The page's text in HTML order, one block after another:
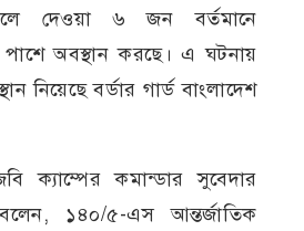
দেওয়া ৬ জন বর্তমানে
পাশে অবস্থান করছে। এ ঘটনায়
নিয়েছে বর্ডার গার্ড বাংলাদেশ
ক্যাম্পের কমান্ডার সুবেদার
১৪০/৫-এস আন্তর্জাতিক